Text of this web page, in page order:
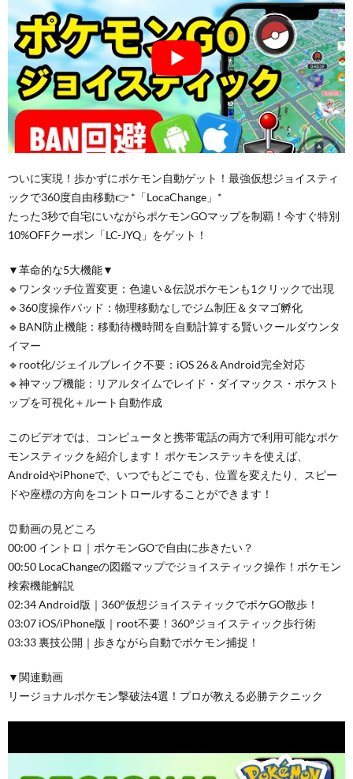
ついに実現！歩かずにポケモン自動ゲット！最強仮想ジョイスティ
ックで360度自由移動👉 *「LocaChange」*
たった3秒で自宅にいながらポケモンGOマップを制覇！今すぐ特別
10%OFFクーポン「LC-JYQ」をゲット！
▼革命的な5大機能▼
🔹ワンタッチ位置変更：色違い＆伝説ポケモンも1クリックで出現
🔹360度操作パッド：物理移動なしでジム制圧＆タマゴ孵化
🔹BAN防止機能：移動待機時間を自動計算する賢いクールダウンタ
イマー
🔹root化/ジェイルブレイク不要：iOS 26＆Android完全対応
🔹神マップ機能：リアルタイムでレイド・ダイマックス・ポケスト
ップを可視化＋ルート自動作成
このビデオでは、コンピュータと携帯電話の両方で利用可能なポケ
モンスティックを紹介します！ ポケモンステッキを使えば、
AndroidやiPhoneで、いつでもどこでも、位置を変えたり、スピー
ドや座標の方向をコントロールすることができます！
⏰動画の見どころ
00:00 イントロ｜ポケモンGOで自由に歩きたい？​​
00:50 LocaChangeの図鑑マップでジョイスティック操作！ポケモン
検索機能解説​​
02:34 Android版｜360°仮想ジョイスティックでポケGO散歩！​​
03:07 iOS/iPhone版｜root不要！360°ジョイスティック歩行術​​
03:33 裏技公開｜歩きながら自動でポケモン捕捉！
▼関連動画
リージョナルポケモン撃破法4選！プロが教える必勝テクニック